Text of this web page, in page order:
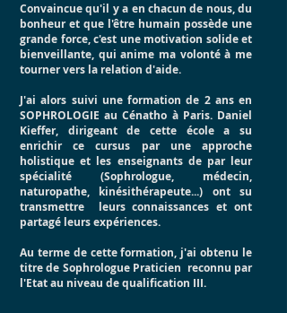
Convaincue qu'il y a en chacun de nous, du
bonheur et que l'être humain possède une
grande force, c'est une motivation solide et
bienveillante, qui anime ma volonté à me
tourner vers la relation d'aide.
J'ai alors suivi une formation de 2 ans en
SOPHROLOGIE au Cénatho à Paris. Daniel
Kieffer, dirigeant de cette école a su
enrichir ce cursus par une approche
holistique et les enseignants de par leur
spécialité (Sophrologue, médecin,
naturopathe, kinésithérapeute...) ont su
transmettre leurs connaissances et ont
partagé leurs expériences.
Au terme de cette formation, j'ai obtenu le
titre de Sophrologue Praticien reconnu par
l'Etat au niveau de qualification III.